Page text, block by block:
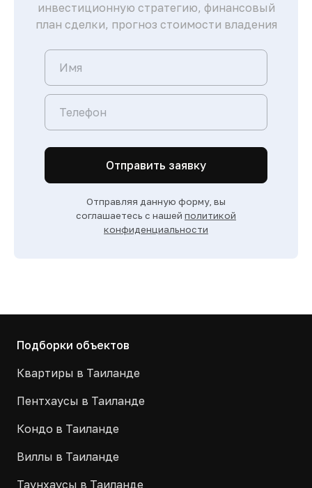
инвестиционную стратегию, финансовый
план сделки, прогноз стоимости владения
Отправить заявку
Отправляя данную форму, вы
соглашаетесь с нашей политикой
конфиденциальности
Подборки объектов
Квартиры в Таиланде
Пентхаусы в Таиланде
Кондо в Таиланде
Виллы в Таиланде
Таунхаусы в Таиланде